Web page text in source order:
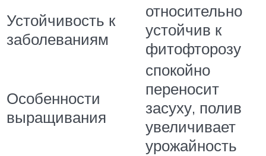
Устойчивость к
заболеваниям
относительно
устойчив к
фитофторозу
Особенности
выращивания
спокойно
переносит
засуху, полив
увеличивает
урожайность